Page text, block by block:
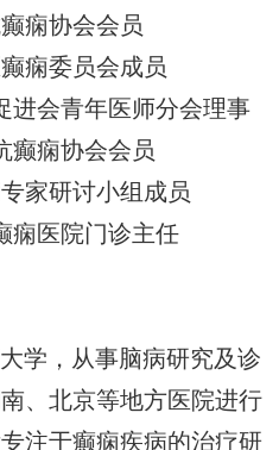
痫协会会员
痫委员会成员
进会青年医师分会理事
癫痫协会会员
家研讨小组成员
痫医院门诊主任
学，从事脑病研究及诊
、北京等地方医院进行
注于癫痫疾病的治疗研